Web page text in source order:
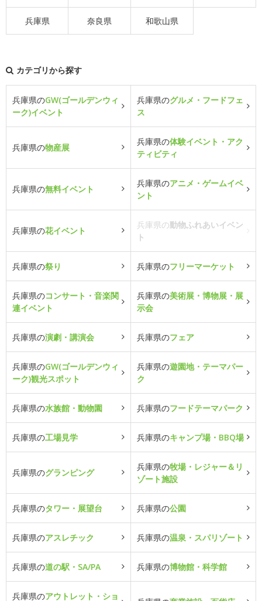
兵庫県 奈良県 和歌山県
カテゴリから探す
兵庫県のGW(ゴールデンウィ
ーク)イベント
兵庫県のグルメ・フードフェ
ス
兵庫県の物産展
兵庫県の体験イベント・アク
ティビティ
兵庫県の無料イベント
兵庫県のアニメ・ゲームイベ
ント
兵庫県の花イベント
兵庫県の動物ふれあいイベン
ト
兵庫県の祭り 兵庫県のフリーマーケット
兵庫県のコンサート・音楽関
連イベント
兵庫県の美術展・博物展・展
示会
兵庫県の演劇・講演会 兵庫県のフェア
兵庫県のGW(ゴールデンウィ
ーク)観光スポット
兵庫県の遊園地・テーマパー
ク
兵庫県の水族館・動物園 兵庫県のフードテーマパーク
兵庫県の工場見学 兵庫県のキャンプ場・BBQ場
兵庫県のグランピング
兵庫県の牧場・レジャー＆リ
ゾート施設
兵庫県のタワー・展望台 兵庫県の公園
兵庫県のアスレチック 兵庫県の温泉・スパリゾート
兵庫県の道の駅・SA/PA 兵庫県の博物館・科学館
兵庫県のアウトレット・ショ